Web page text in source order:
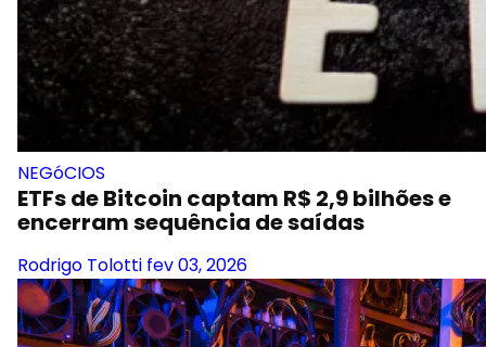
NEGóCIOS
ETFs de Bitcoin captam R$ 2,9 bilhões e
encerram sequência de saídas
Rodrigo Tolotti fev 03, 2026